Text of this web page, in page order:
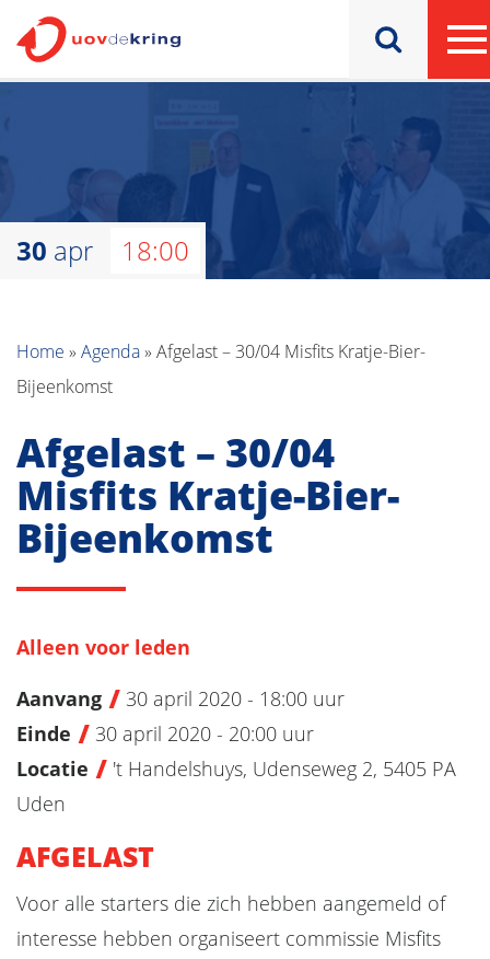
Home » Agenda» Afgelast – 30/04 Misfits Kratje-Bier-
Bijeenkomst
Afgelast – 30/04
Misfits Kratje-Bier-
Bijeenkomst
Alleen voor leden
30 apr 18:00
Aanvang
30 april 2020 - 18:00 uur
Einde
30 april 2020 - 20:00 uur
Locatie
't Handelshuys, Udenseweg 2, 5405 PA
Uden
AFGELAST
Voor alle starters die zich hebben aangemeld of
interesse hebben organiseert commissie Misfits